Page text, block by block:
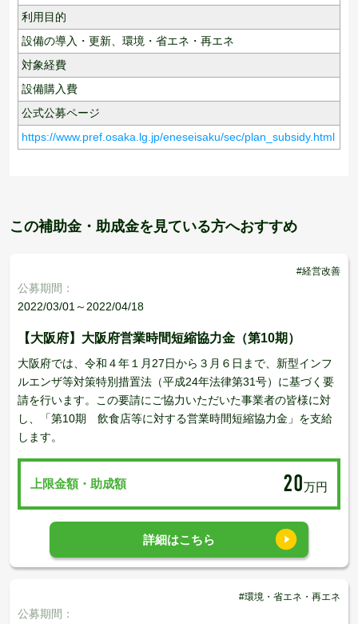
利用目的
設備の導入・更新、 環境・省エネ・再エネ
対象経費
設備購入費
公式公募ページ
https://www.pref.osaka.lg.jp/eneseisaku/sec/plan_subsidy.html
この補助金・助成金を見ている方へおすすめ
#経営改善
公募期間：
2022/03/01～2022/04/18
【大阪府】大阪府営業時間短縮協力金（第10期）
大阪府では、令和４年１月27日から３月６日まで、新型インフ
ルエンザ等対策特別措置法（平成24年法律第31号）に基づく要
請を行います。この要請にご協力いただいた事業者の皆様に対
し、「第10期 飲食店等に対する営業時間短縮協力金」を支給
します。
上限金額・助成額 20万円
詳細はこちら
#環境・省エネ・再エネ
公募期間：